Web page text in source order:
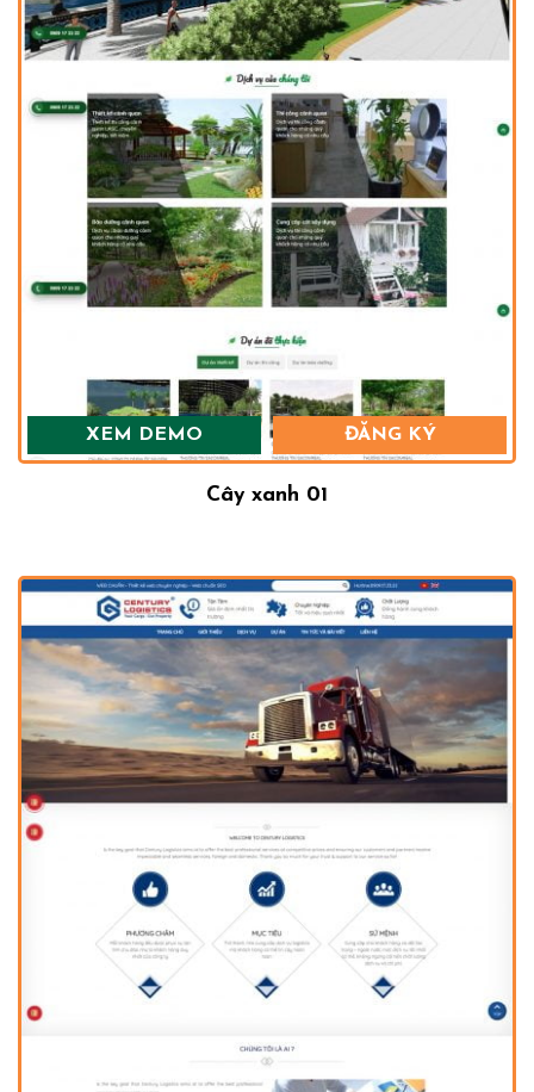
XEM DEMO ĐĂNG KÝ
Cây xanh 01